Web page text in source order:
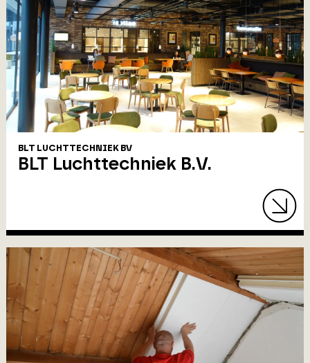
BLT LUCHTTECHNIEK BV
BLT Luchttechniek B.V.